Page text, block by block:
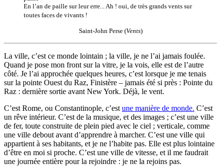
En l’an de paille sur leur erre... Ah ! oui, de très grands vents sur
toutes faces de vivants !
Saint-John Perse (Vents)
La ville, c’est ce monde lointain ; la ville, je ne l’ai jamais foulée.
Quand je pose mon front sur la vitre, je la vois, elle est de l’autre
côté. Je l’ai approchée quelques heures, c’est lorsque je me tenais
sur la pointe Ouest du Raz, Finistère – jamais été si près : Pointe du
Raz : dernière sortie avant New York. Déjà, le vent.
C’est Rome, ou Constantinople, c’est une manière de monde. C’est
un rêve intérieur. C’est de la musique, et des images ; c’est une ville
de fer, toute construite de plein pied avec le ciel ; verticale, comme
une ville debout avant d’apprendre à marcher. C’est une ville qui
appartient à ses habitants, et je ne l’habite pas. Elle est plus lointaine
d’être en moi si proche. C’est une ville de vitesse, et il me faudrait
une journée entière pour la rejoindre : je ne la rejoins pas.